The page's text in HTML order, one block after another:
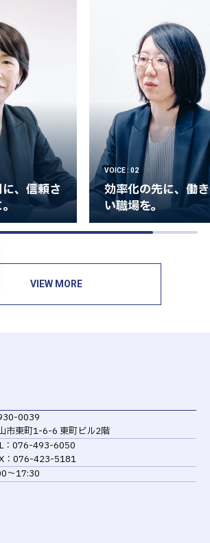
、信頼さ
VOICE : 02
効率化の先に、働
い職場を。
VIEW MORE
0039
市東町1-6-6 東町ビル2階
：076-493-6050
：076-423-5181
～17:30